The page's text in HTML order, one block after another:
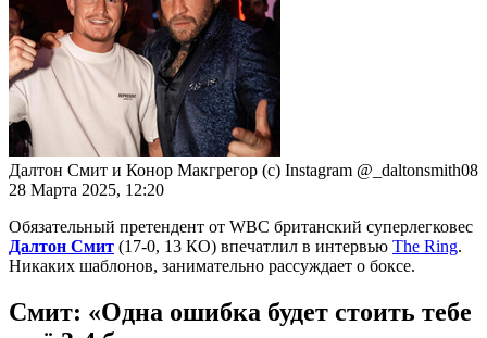
Далтон Смит и Конор Макгрегор (с) Instagram @_daltonsmith08
28 Марта 2025, 12:20
Обязательный претендент от WBC британский суперлегковес
Далтон Смит (17-0, 13 КО) впечатлил в интервью The Ring.
Никаких шаблонов, занимательно рассуждает о боксе.
Смит: «Одна ошибка будет стоить тебе